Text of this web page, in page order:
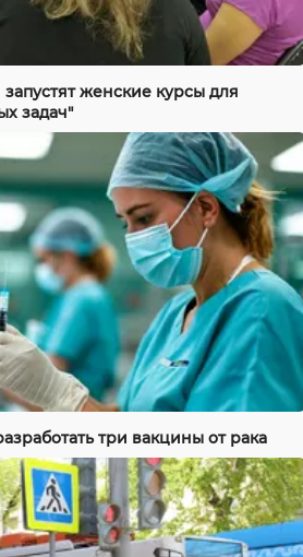
женские курсы для
задач"
три вакцины от рака